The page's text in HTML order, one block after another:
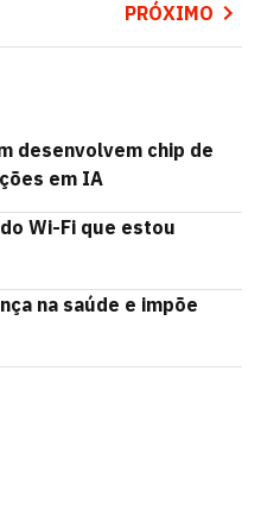
PRÓXIMO
desenvolvem chip de
em IA
Wi-Fi que estou
na saúde e impõe